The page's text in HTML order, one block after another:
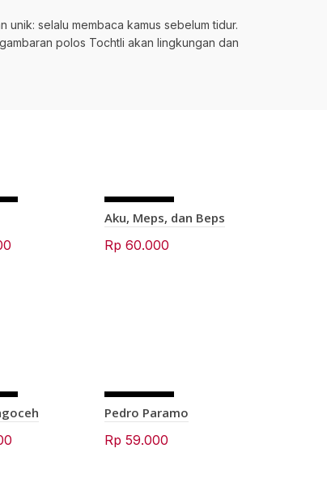
selalu membaca kamus sebelum tidur.
polos Tochtli akan lingkungan dan
SOLD OU
T
Aku, Meps, dan Beps
Rp 60.000
SOLD OU
T
Pedro Paramo
Rp 59.000